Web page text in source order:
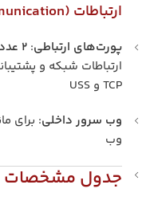
ارتباطات (Communication)
پورت‌های ارتباطی: ۲ عدد PROFINET
TCP و USS
وب سرور داخلی: برای
وب
جدول مشخصات